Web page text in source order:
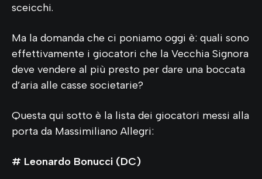
sceicchi.
Ma la domanda che ci poniamo oggi è: quali sono
effettivamente i giocatori che la Vecchia Signora
deve vendere al più presto per dare una boccata
d’aria alle casse societarie?
Questa qui sotto è la lista dei giocatori messi alla
porta da Massimiliano Allegri:
# Leonardo Bonucci (DC)